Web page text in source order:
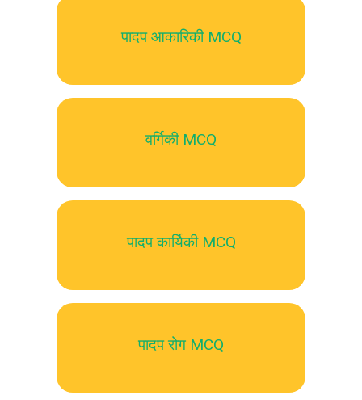
पादप आकारिकी MCQ
वर्गिकी MCQ
पादप कार्यिकी MCQ
पादप रोग MCQ